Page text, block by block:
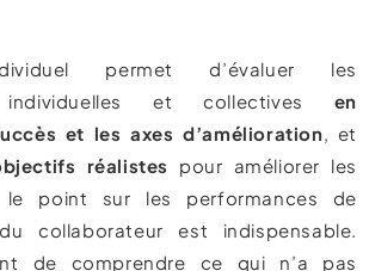
permet d’évaluer les
individuelles et collectives en
et les axes d’amélioration, et
réalistes
pour améliorer les
le point sur les performances de
collaborateur est indispensable.
de comprendre ce qui n’a pas